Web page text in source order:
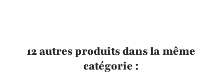
12 autres produits dans la même
catégorie :